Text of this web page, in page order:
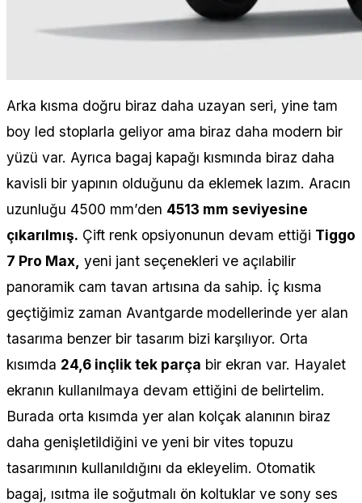
Arka kısma doğru biraz daha uzayan seri, yine tam
boy led stoplarla geliyor ama biraz daha modern bir
yüzü var. Ayrıca bagaj kapağı kısmında biraz daha
kavisli bir yapının olduğunu da eklemek lazım. Aracın
uzunluğu 4500 mm’den 4513 mm seviyesine
çıkarılmış. Çift renk opsiyonunun devam ettiği Tiggo
7 Pro Max, yeni jant seçenekleri ve açılabilir
panoramik cam tavan artısına da sahip. İç kısma
geçtiğimiz zaman Avantgarde modellerinde yer alan
tasarıma benzer bir tasarım bizi karşılıyor. Orta
kısımda 24,6 inçlik tek parça bir ekran var. Hayalet
ekranın kullanılmaya devam ettiğini de belirtelim.
Burada orta kısımda yer alan kolçak alanının biraz
daha genişletildiğini ve yeni bir vites topuzu
tasarımının kullanıldığını da ekleyelim. Otomatik
bagaj, ısıtma ile soğutmalı ön koltuklar ve sony ses